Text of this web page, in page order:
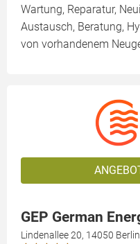
Wartung, Reparatur,
Austausch, Beratung,
von vorhandenem
GEP German
Lindenallee 20, 14050 Berlin